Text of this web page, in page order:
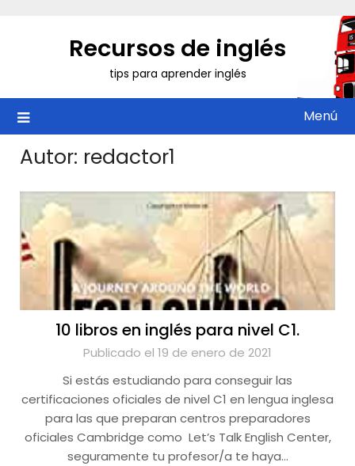
Recursos de inglés
tips para aprender inglés
Menú
Autor: redactor1
10 libros en inglés para nivel C1.
Publicado el 19 de enero de 2021
Si estás estudiando para conseguir las
certificaciones oficiales de nivel C1 en lengua inglesa
para las que preparan centros preparadores
oficiales Cambridge como Let’s Talk English Center,
seguramente tu profesor/a te haya…